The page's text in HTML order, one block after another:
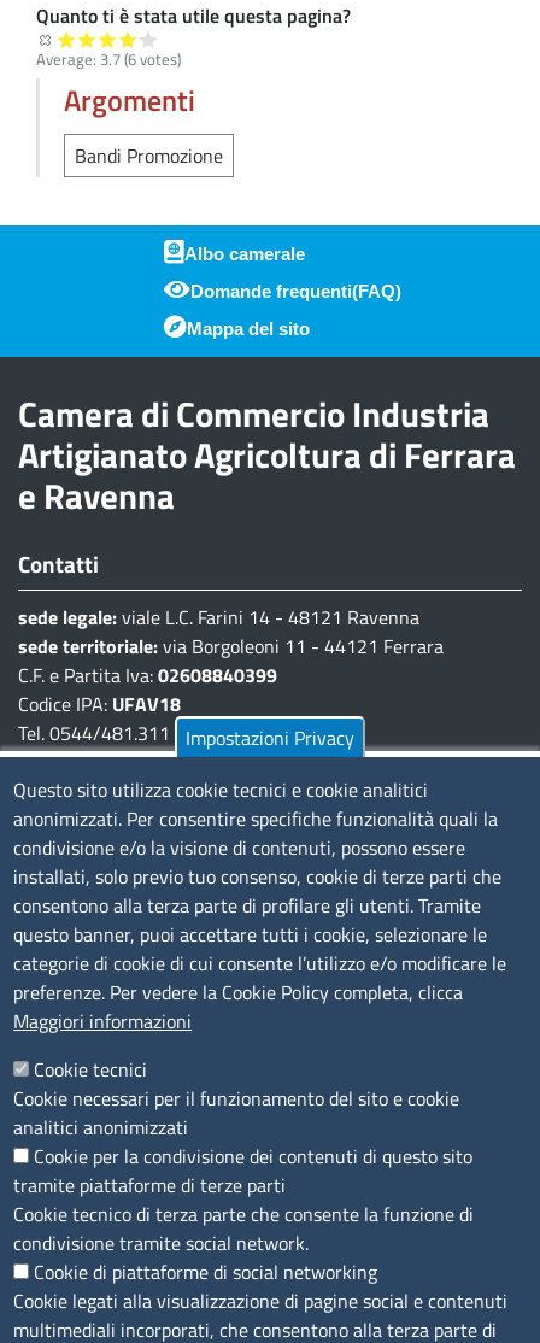
Quanto ti è stata utile questa pagina?
Average: 3.7(6votes)
Argomenti
Bandi Promozione
Piè di pagina
Albo camerale
Domande frequenti(FAQ)
Mappa del sito
Camera di Commercio Industria
Artigianato Agricoltura di Ferrara
e Ravenna
Contatti
sede legale:viale L.C. Farini 14 - 48121 Ravenna
sede territoriale:via Borgoleoni 11 - 44121 Ferrara
C.F. e Partita Iva:02608840399
Codice IPA: UFAV18
Tel. 0544/481.311 - 0532/783.711
Pec:cciaa@pec.fera.camcom.it
Amministrazione Trasparente
Bandi di gara
Bilanci
Concorsi e selezioni
Procedimenti
Provvedimenti
Seguici su
Sito web
Accesso riservato
Mappa del sito
Menù privacy
Cookie Note legali
Privacy
Impostazioni Privacy
Questo sito utilizza cookie tecnici e cookie analitici
anonimizzati. Per consentire specifiche funzionalità quali la
condivisione e/o la visione di contenuti, possono essere
installati, solo previo tuo consenso, cookie di terze parti che
consentono alla terza parte di profilare gli utenti. Tramite
questo banner, puoi accettare tutti i cookie, selezionare le
categorie di cookie di cui consente l’utilizzo e/o modificare le
preferenze. Per vedere la Cookie Policy completa, clicca
Maggiori informazioni
Cookie tecnici
Cookie necessari per il funzionamento del sito e cookie
analitici anonimizzati
Cookie per la condivisione dei contenuti di questo sito
tramite piattaforme di terze parti
Cookie tecnico di terza parte che consente la funzione di
condivisione tramite social network.
Cookie di piattaforme di social networking
Cookie legati alla visualizzazione di pagine social e contenuti
multimediali incorporati, che consentono alla terza parte di